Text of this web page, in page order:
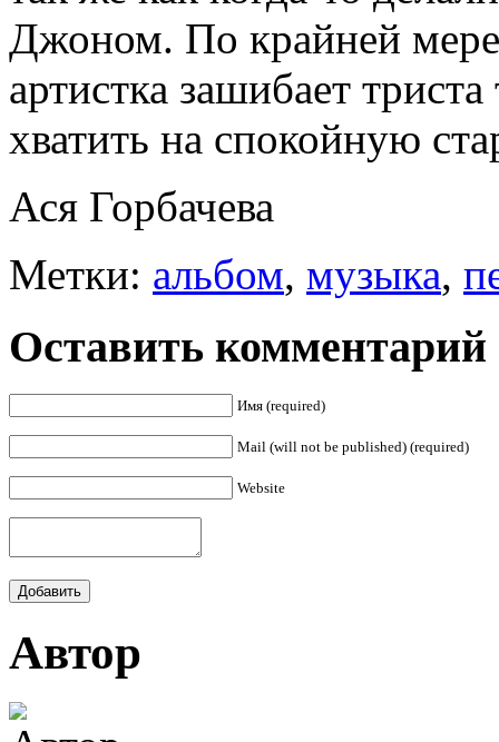
Джоном. По крайней
артистка зашибает
хватить на спокойную
Ася Горбачева
Метки: альбом, музыка,
Оставить комментарий
Имя (required)
Mail (will not be published) (required)
Website
Автор